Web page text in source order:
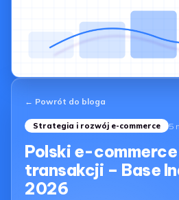
← Powrót do bloga
Strategia i rozwój e-commerce 5
Polski e-
transakcji – Base
2026